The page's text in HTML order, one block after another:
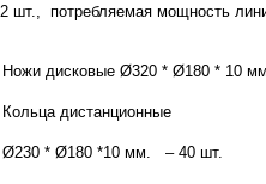
2 шт., потребляемая мощность
Ножи дисковые Ø320 * Ø180 * 10
Кольца дистанционные
Ø230 * Ø180 *10 мм. – 40 шт.